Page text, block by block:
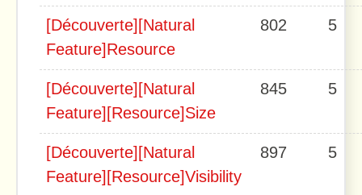
[Découverte][Natural
Feature]Resource
802 5
[Découverte][Natural
Feature][Resource]Size
845 5
[Découverte][Natural
Feature][Resource]Visibility
897 5